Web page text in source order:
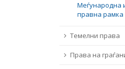
Меѓународна
правна рамка
Темелни права
Права на